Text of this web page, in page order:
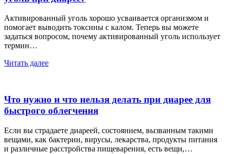
Активированный уголь хорошо усваивается организмом и
помогает выводить токсины с калом. Теперь вы можете
задаться вопросом, почему активированный уголь использует
термин…
Читать далее
Что нужно и что нельзя делать при диарее для
быстрого облегчения
Если вы страдаете диареей, состоянием, вызванным такими
вещами, как бактерии, вирусы, лекарства, продукты питания
и различные расстройства пищеварения, есть вещи,…